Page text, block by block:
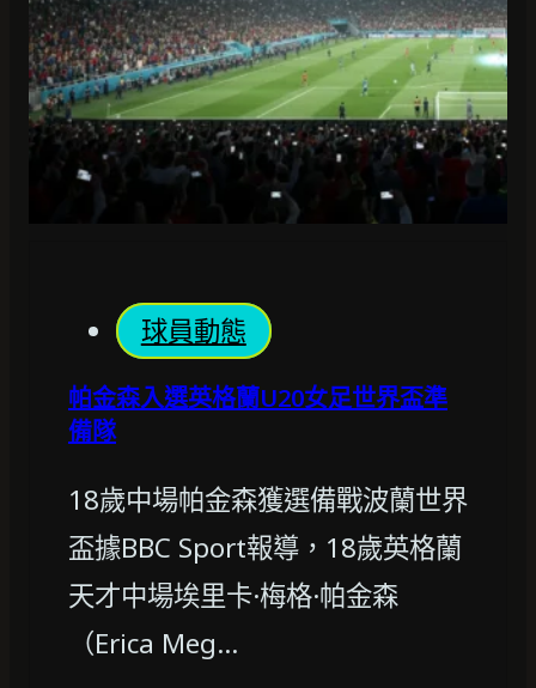
球員動態
帕金森入選英格蘭U20女足世界盃準
備隊
18歲中場帕金森獲選備戰波蘭世界
盃據BBC Sport報導，18歲英格蘭
天才中場埃里卡·梅格·帕金森
（Erica Meg…